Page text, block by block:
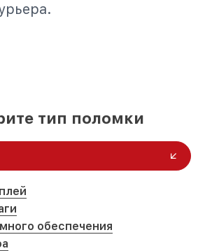
тип поломки
обеспечения